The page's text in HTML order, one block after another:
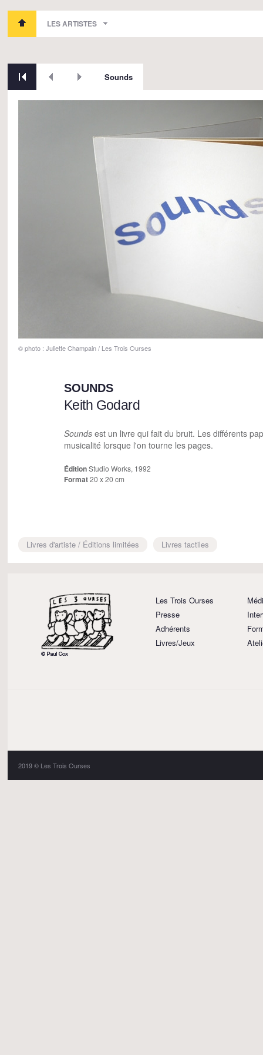
LES ARTISTES
Sounds
© photo : Juliette Champain / Les Trois Ourses
SOUNDS
Keith Godard
Sounds est un livre qui fait du bruit. Les différents
musicalité lorsque l'on tourne les pages.
ÉditionStudio Works, 1992
Format20 x 20 cm
Livres d'artiste / Éditions limitées Livres tactiles
Les Trois Ourses
Presse
Adhérents
Livres/Jeux
2019 © Les Trois Ourses